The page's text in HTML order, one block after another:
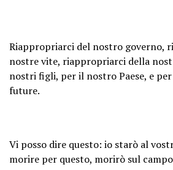
Riappropriarci del nostro governo,
nostre vite, riappropriarci della
nostri figli, per il nostro Paese, e
future.
Vi posso dire questo: io starò al
morire per questo, morirò sul